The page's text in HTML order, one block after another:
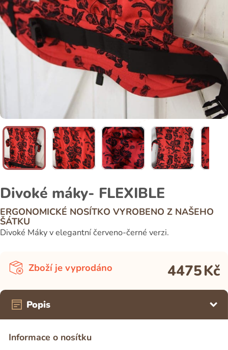
Divoké máky- FLEXIBLE
ERGONOMICKÉ NOSÍTKO VYROBENO Z NAŠEHO
ŠÁTKU
Divoké Máky v elegantní červeno-černé verzi.
Zboží je vyprodáno 4475Kč
Popis
Informace o nosítku